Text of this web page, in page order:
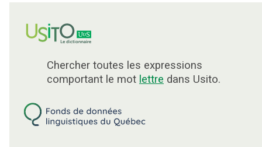
Chercher toutes les expressions
comportant le mot lettre dans Usito.